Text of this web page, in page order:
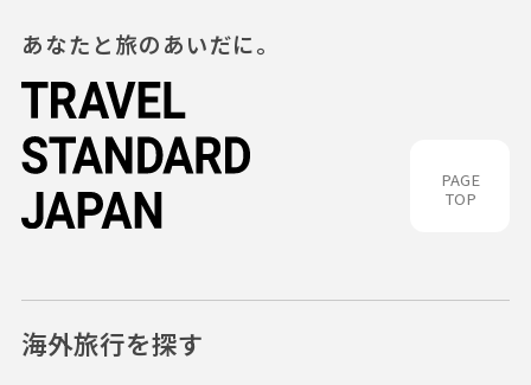
PAGE
TOP
あなたと旅のあいだに。
海外旅行を探す